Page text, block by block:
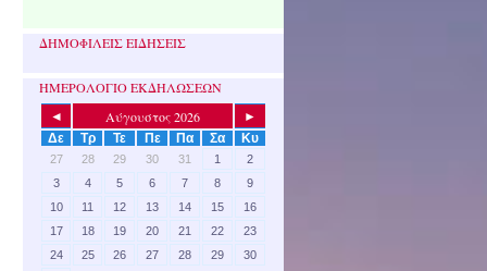
ΔΗΜΟΦΙΛΕΙΣ ΕΙΔΗΣΕΙΣ
ΗΜΕΡΟΛΟΓΙΟ ΕΚΔΗΛΩΣΕΩΝ
◄ Αύγουστος 2026
►
Δε
Τρ Τε Πε Πα Σα Κυ
27 28 29 30 31 1
2
3
4 5 6 7 8
9
10
11 12 13 14 15
16
17
18 19 20 21 22
23
24
25 26 27 28 29
30